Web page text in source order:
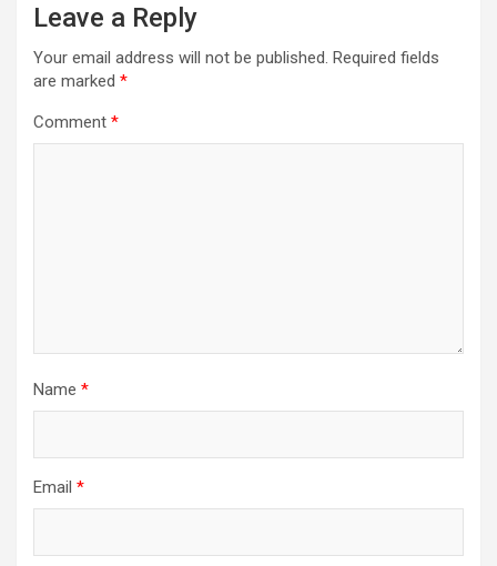
Leave a Reply
Your email address will not be published. Required fields
are marked *
Comment *
Name *
Email *